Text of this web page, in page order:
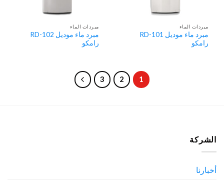
مبردات الماء
مبرد ماء موديل RD-101
رامكو
مبردات الماء
مبرد ماء موديل RD-102
رامكو
1
2
3
الشركة
أخبارنا